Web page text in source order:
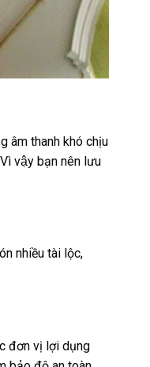
âm thanh khó chịu
vậy bạn nên lưu
nhiều tài lộc,
đơn vị lợi dụng